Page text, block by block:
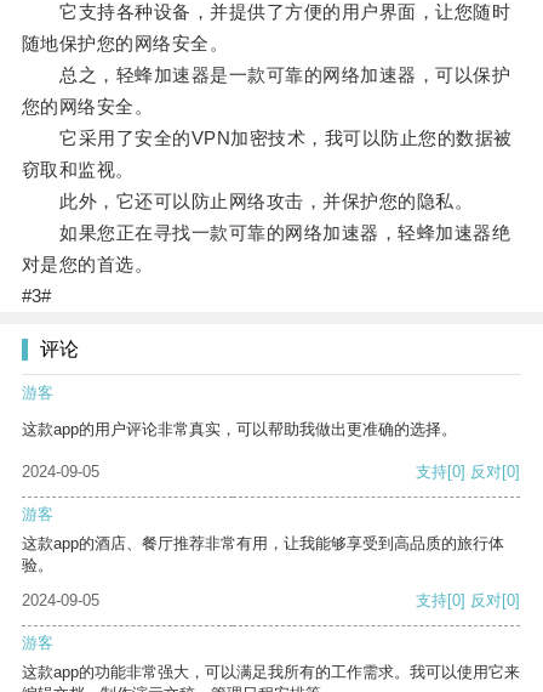
它支持各种设备，并提供了方便的用户界面，让您随时
随地保护您的网络安全。
总之，轻蜂加速器是一款可靠的网络加速器，可以保护
您的网络安全。
它采用了安全的VPN加密技术，我可以防止您的数据被
窃取和监视。
此外，它还可以防止网络攻击，并保护您的隐私。
如果您正在寻找一款可靠的网络加速器，轻蜂加速器绝
对是您的首选。
#3#
评论
游客
这款app的用户评论非常真实，可以帮助我做出更准确的选择。
2024-09-05 支持[0] 反对[0]
游客
这款app的酒店、餐厅推荐非常有用，让我能够享受到高品质的旅行体
验。
2024-09-05
支持[0] 反对[0]
游客
这款app的功能非常强大，可以满足我所有的工作需求。我可以使用它来